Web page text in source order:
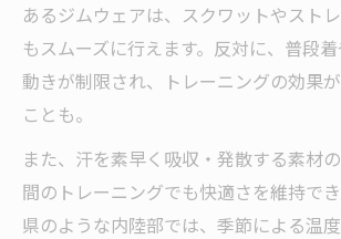
あるジムウェアは、スクワットやスト
もスムーズに行えます。反対に、普段
動きが制限され、トレーニングの効果
ことも。
また、汗を素早く吸収・発散する素材
間のトレーニングでも快適さを維持で
県のような内陸部では、季節による温